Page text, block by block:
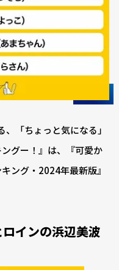
「ちょっと気になる」
グー！』は、『可愛か
ング・2024年最新版』
インの浜辺美波